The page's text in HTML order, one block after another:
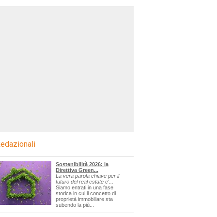
Sostenibilità 2026: la
Direttiva Green...
La vera parola chiave per il
futuro del real estate e'...
Siamo entrati in una fase
storica in cui il concetto di
proprietà immobiliare sta
subendo la più...